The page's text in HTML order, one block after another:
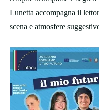
Lunetta accompagna il
scena e atmosfere